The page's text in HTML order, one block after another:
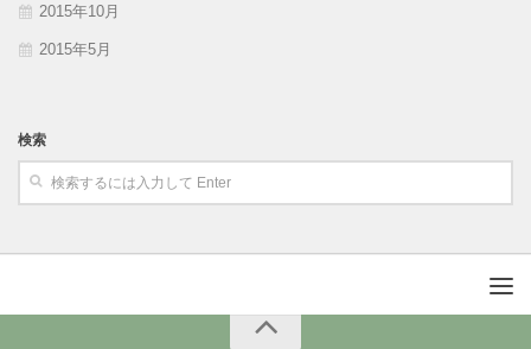
2015年10月
2015年5月
検索